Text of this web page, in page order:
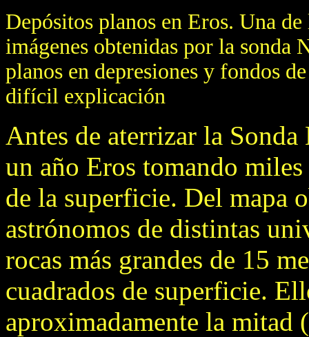
Depósitos planos en Eros. Una
imágenes obtenidas por la sonda
planos en depresiones y fondos
difícil explicación
Antes de aterrizar la
un año Eros tomando
de la superficie. Del mapa
astrónomos de distintas
rocas más grandes de 15
cuadrados de superficie.
aproximadamente la mitad